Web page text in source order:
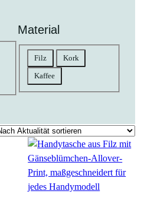
Material
Material
Filz Kork
Kaffee